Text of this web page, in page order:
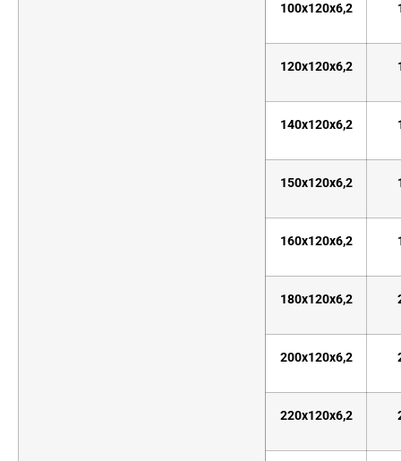
100x120x6,2
120x120x6,2
140x120x6,2
150x120x6,2
160x120x6,2
180x120x6,2
200x120x6,2
220x120x6,2